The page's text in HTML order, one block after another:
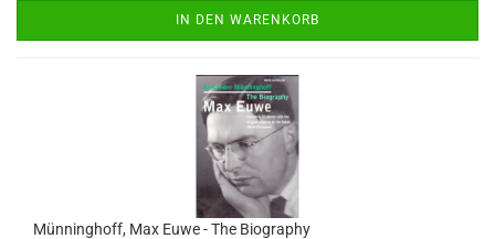
IN DEN WARENKORB
Münninghoff, Max Euwe - The Biography